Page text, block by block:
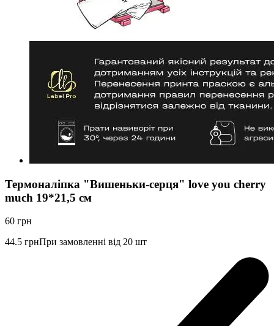
Термоналіпка "Вишеньки-серця" love you cherry
much 19*21,5 см
60 грн
44.5 грнПри замовленні від 20 шт